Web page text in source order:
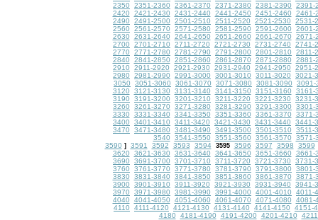
2350
2351-2360 2361-2370 2371-2380 2381-2390
2391-
2420
2421-2430 2431-2440 2441-2450 2451-2460
2461-
2490
2491-2500 2501-2510 2511-2520 2521-2530
2531-
2560
2561-2570 2571-2580 2581-2590 2591-2600
2601-
2630
2631-2640 2641-2650 2651-2660 2661-2670
2671-
2700
2701-2710 2711-2720 2721-2730 2731-2740
2741-
2770
2771-2780 2781-2790 2791-2800 2801-2810
2811-
2840
2841-2850 2851-2860 2861-2870 2871-2880
2881-
2910
2911-2920 2921-2930 2931-2940 2941-2950
2951-
2980
2981-2990 2991-3000 3001-3010 3011-3020
3021-
3050
3051-3060 3061-3070 3071-3080 3081-3090
3091-
3120
3121-3130 3131-3140 3141-3150 3151-3160
3161-
3190
3191-3200 3201-3210 3211-3220 3221-3230
3231-
3260
3261-3270 3271-3280 3281-3290 3291-3300
3301-
3330
3331-3340 3341-3350 3351-3360 3361-3370
3371-
3400
3401-3410 3411-3420 3421-3430 3431-3440
3441-
3470
3471-3480 3481-3490 3491-3500 3501-3510
3511-
3540
3541-3550 3551-3560 3561-3570
3571-
3590 ] 3591 3592 3593 3594 3595 3596 3597 3598
3599
3620
3621-3630 3631-3640 3641-3650 3651-3660
3661-
3690
3691-3700 3701-3710 3711-3720 3721-3730
3731-
3760
3761-3770 3771-3780 3781-3790 3791-3800
3801-
3830
3831-3840 3841-3850 3851-3860 3861-3870
3871-
3900
3901-3910 3911-3920 3921-3930 3931-3940
3941-
3970
3971-3980 3981-3990 3991-4000 4001-4010
4011-
4040
4041-4050 4051-4060 4061-4070 4071-4080
4081-
4110
4111-4120 4121-4130 4131-4140 4141-4150
4151-
4180
4181-4190 4191-4200 4201-4210